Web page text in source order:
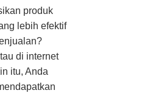
produk
lebih efektif
di internet
itu, Anda